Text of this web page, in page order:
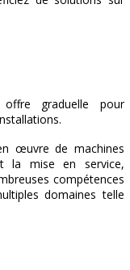
graduelle pour
œuvre de machines
la mise en service,
compétences
domaines telle